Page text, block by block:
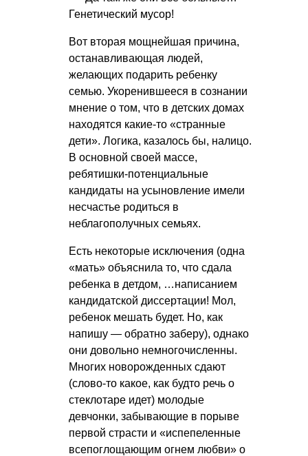
Генетический мусор!
Вот вторая мощнейшая причина,
останавливающая людей,
желающих подарить ребенку
семью. Укоренившееся в сознании
мнение о том, что в детских домах
находятся какие-то «странные
дети». Логика, казалось бы, налицо.
В основной своей массе,
ребятишки-потенциальные
кандидаты на усыновление имели
несчастье родиться в
неблагополучных семьях.
Есть некоторые исключения (одна
«мать» объяснила то, что сдала
ребенка в детдом, …написанием
кандидатской диссертации! Мол,
ребенок мешать будет. Но, как
напишу — обратно заберу), однако
они довольно немногочисленны.
Многих новорожденных сдают
(слово-то какое, как будто речь о
стеклотаре идет) молодые
девчонки, забывающие в порыве
первой страсти и «испепеленные
всепоглощающим огнем любви» о